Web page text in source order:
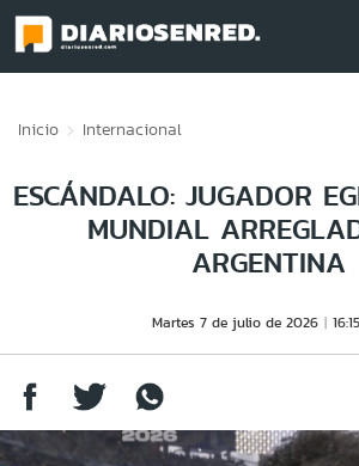
Inicio Internacional
ESCÁNDALO: JUGADOR
MUNDIAL
ARGENTINA
Martes 7 de julio de 2026